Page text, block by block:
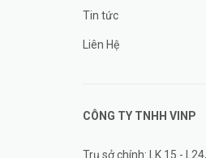
Tin tức
Liên Hệ
CÔNG TY TNHH VINP
Trụ sở chính: LK 15 -